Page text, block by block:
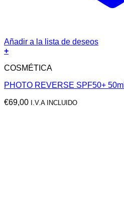
Añadir a la lista de deseos
+
COSMÉTICA
PHOTO REVERSE SPF50+ 50ml
€69,00 I.V.A INCLUIDO